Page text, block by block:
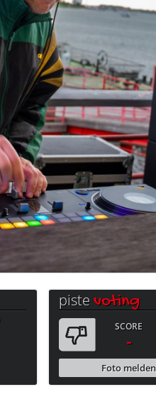
pistevoting
SCORE
-
Foto melden